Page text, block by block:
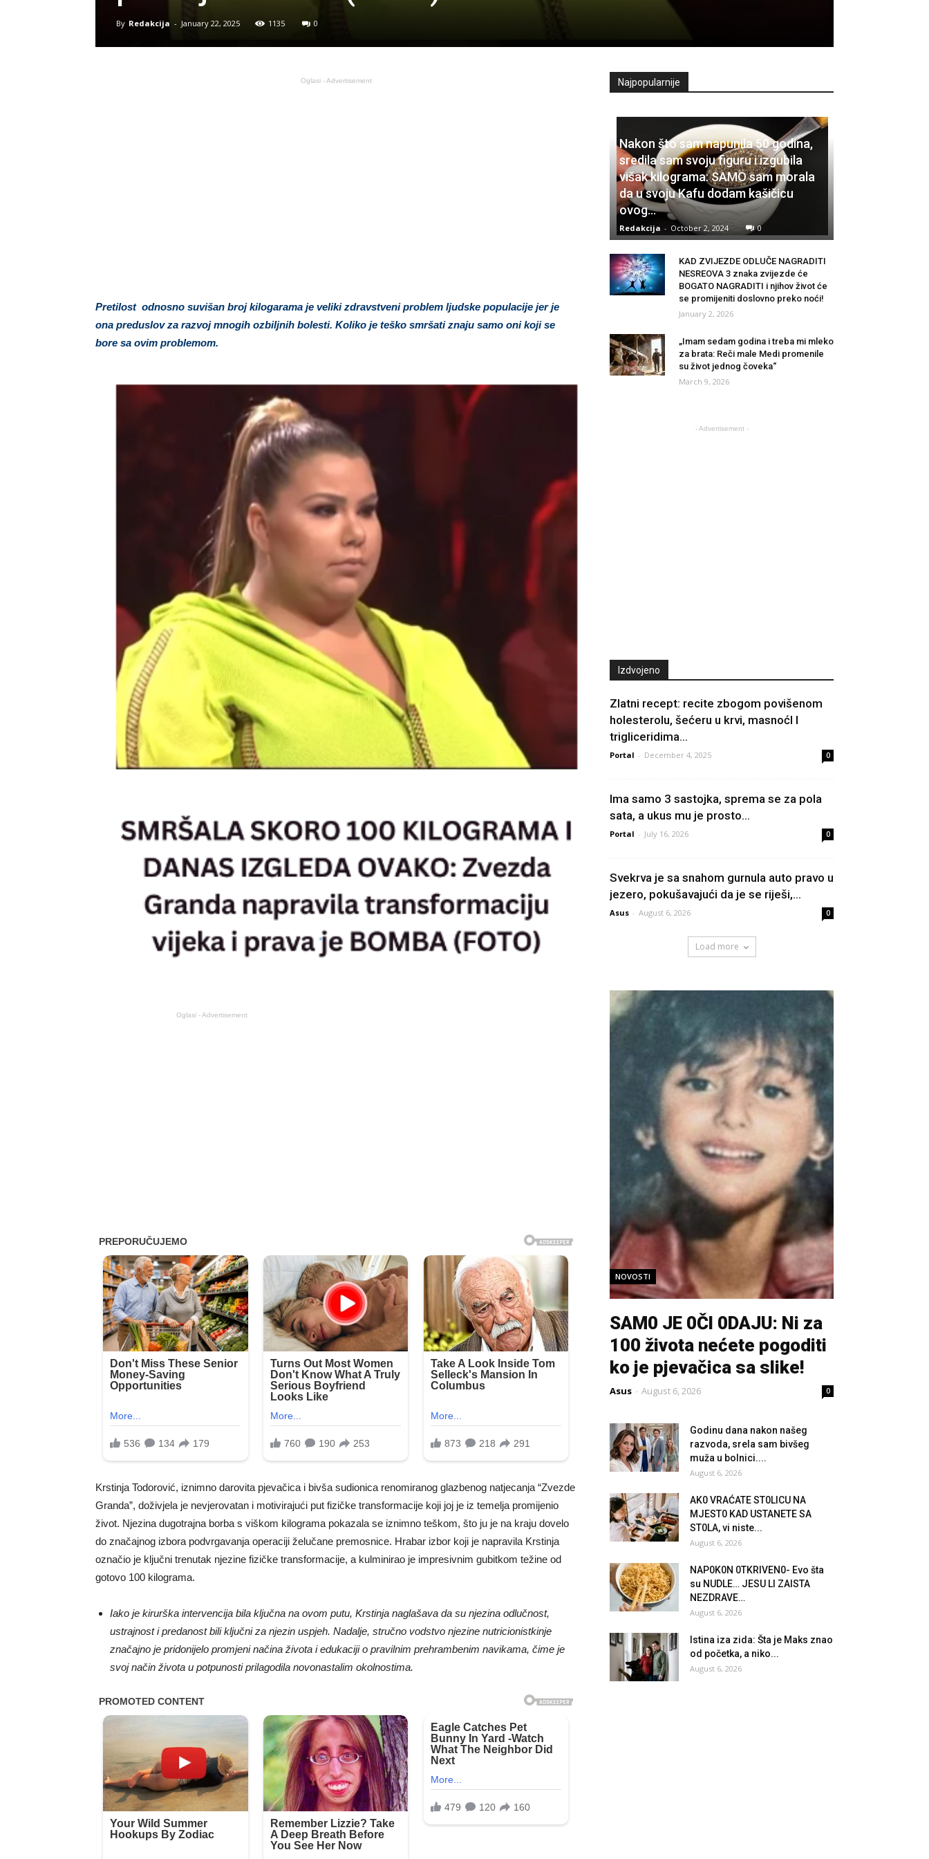
By Redakcija - January 22, 2025 1135 0
Oglasi - Advertisement
Pretilost odnosno suvišan broj kilogarama je veliki zdravstveni problem ljudske populacije jer je
ona preduslov za razvoj mnogih ozbiljnih bolesti. Koliko je teško smršati znaju samo oni koji se
bore sa ovim problemom.
Oglasi - Advertisement
Krstinja Todorović, iznimno darovita pjevačica i bivša sudionica renomiranog glazbenog natjecanja “Zvezde
Granda”, doživjela je nevjerovatan i motivirajući put fizičke transformacije koji joj je iz temelja promijenio
život. Njezina dugotrajna borba s viškom kilograma pokazala se iznimno teškom, što ju je na kraju dovelo
do značajnog izbora podvrgavanja operaciji želučane premosnice. Hrabar izbor koji je napravila Krstinja
označio je ključni trenutak njezine fizičke transformacije, a kulminirao je impresivnim gubitkom težine od
gotovo 100 kilograma.
Iako je kirurška intervencija bila ključna na ovom putu, Krstinja naglašava da su njezina odlučnost,
ustrajnost i predanost bili ključni za njezin uspjeh. Nadalje, stručno vodstvo njezine nutricionistkinje
značajno je pridonijelo promjeni načina života i edukaciji o pravilnim prehrambenim navikama, čime je
svoj način života u potpunosti prilagodila novonastalim okolnostima.
Najpopularnije
Nakon što sam napunila 50 godina,
sredila sam svoju figuru i izgubila
višak kilograma: SAMO sam morala
da u svoju Kafu dodam kašičicu
ovog...
Redakcija - October 2, 2024 0
KAD ZVIJEZDE ODLUČE NAGRADITI
NESREOVA 3 znaka zvijezde će
BOGATO NAGRADITI i njihov život će
se promijeniti doslovno preko noći!
January 2, 2026
„Imam sedam godina i treba mi mleko
za brata: Reči male Medi promenile
su život jednog čoveka“
March 9, 2026
- Advertisement -
Izdvojeno
Zlatni recept: recite zbogom povišenom
holesterolu, šećeru u krvi, masnoćI I
trigliceridima…
Portal - December 4, 2025 0
Ima samo 3 sastojka, sprema se za pola
sata, a ukus mu je prosto...
Portal - July 16, 2026 0
Svekrva je sa snahom gurnula auto pravo u
jezero, pokušavajući da je se riješi,...
Asus - August 6, 2026 0
Load more
NOVOSTI
SAM0 JE 0Čl 0DAJU: Ni za
100 života nećete pogoditi
ko je pjevačica sa slike!
Asus - August 6, 2026 0
Godinu dana nakon našeg
razvoda, srela sam bivšeg
muža u bolnici....
August 6, 2026
AK0 VRAĆATE ST0LlCU NA
MJEST0 KAD USTANETE SA
ST0LA, vi niste...
August 6, 2026
NAP0K0N 0TKRlVEN0- Evo šta
su NUDLE… JESU Ll ZAlSTA
NEZDRAVE…
August 6, 2026
Istina iza zida: Šta je Maks znao
od početka, a niko...
August 6, 2026